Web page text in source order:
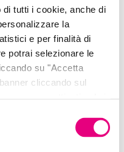
di tutti i cookie, anche di
la
e per finalità di
potrai selezionare le
su "Accetta
cliccando sul
momento mediante il
fine pagina. Per ulteriori
ammissibili per un valore
con durata
dai tre ai cinque
quelle con durata
ha voluto sostenere